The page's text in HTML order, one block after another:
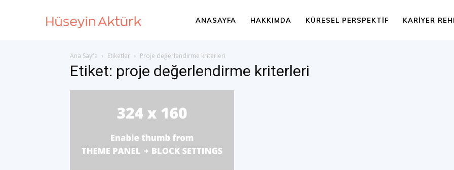
Akturk
International
ANASAYFA HAKKIMDA KÜRESEL PERSPEKTIF KARIYER
Ana Sayfa Etiketler Proje değerlendirme kriterleri
Etiket: proje değerlendirme kriterleri